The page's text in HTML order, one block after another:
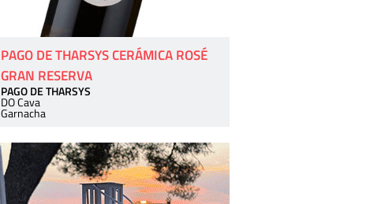
PAGO DE THARSYS CERÁMICA ROSÉ
GRAN RESERVA
PAGO DE THARSYS
DO Cava
Garnacha